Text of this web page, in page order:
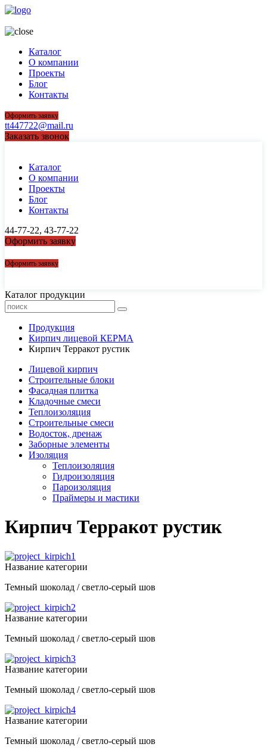
Каталог
О компании
Проекты
Блог
Контакты
Оформить заявку
tt447722@mail.ru
Заказать звонок
Каталог
О компании
Проекты
Блог
Контакты
44-77-22, 43-77-22
Оформить заявку
Оформить заявку
Каталог продукции
Продукция
Кирпич лицевой КЕРМА
Кирпич Терракот рустик
Лицевой кирпич
Строительные блоки
Фасадная плитка
Кладочные смеси
Теплоизоляция
Строительные смеси
Водосток, дренаж
Заборные элементы
Изоляция
Теплоизоляция
Гидроизоляция
Пароизоляция
Праймеры и мастики
Кирпич Терракот рустик
Название категории
Темный шоколад / светло-серый шов
Название категории
Темный шоколад / светло-серый шов
Название категории
Темный шоколад / светло-серый шов
Название категории
Темный шоколад / светло-серый шов